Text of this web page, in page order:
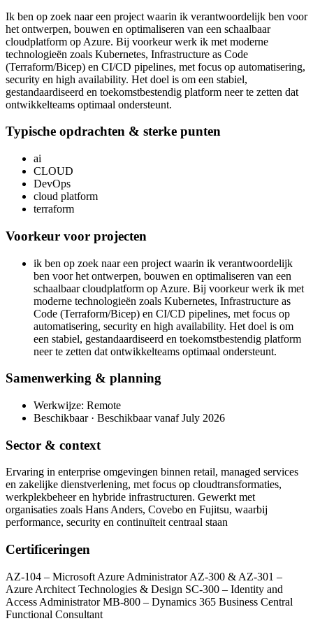
Ik ben op zoek naar een project waarin ik verantwoordelijk ben voor
het ontwerpen, bouwen en optimaliseren van een schaalbaar
cloudplatform op Azure. Bij voorkeur werk ik met moderne
technologieën zoals Kubernetes, Infrastructure as Code
(Terraform/Bicep) en CI/CD pipelines, met focus op automatisering,
security en high availability. Het doel is om een stabiel,
gestandaardiseerd en toekomstbestendig platform neer te zetten dat
ontwikkelteams optimaal ondersteunt.
Typische opdrachten & sterke punten
ai
CLOUD
DevOps
cloud platform
terraform
Voorkeur voor projecten
ik ben op zoek naar een project waarin ik verantwoordelijk
ben voor het ontwerpen, bouwen en optimaliseren van een
schaalbaar cloudplatform op Azure. Bij voorkeur werk ik met
moderne technologieën zoals Kubernetes, Infrastructure as
Code (Terraform/Bicep) en CI/CD pipelines, met focus op
automatisering, security en high availability. Het doel is om
een stabiel, gestandaardiseerd en toekomstbestendig platform
neer te zetten dat ontwikkelteams optimaal ondersteunt.
Samenwerking & planning
Werkwijze: Remote
Beschikbaar · Beschikbaar vanaf July 2026
Sector & context
Ervaring in enterprise omgevingen binnen retail, managed services
en zakelijke dienstverlening, met focus op cloudtransformaties,
werkplekbeheer en hybride infrastructuren. Gewerkt met
organisaties zoals Hans Anders, Covebo en Fujitsu, waarbij
performance, security en continuïteit centraal staan
Certificeringen
AZ-104 – Microsoft Azure Administrator AZ-300 & AZ-301 –
Azure Architect Technologies & Design SC-300 – Identity and
Access Administrator MB-800 – Dynamics 365 Business Central
Functional Consultant